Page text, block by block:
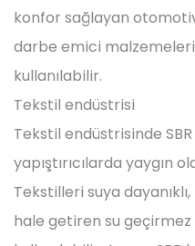
konfor sağlayan
darbe emici
kullanılabilir.
Tekstil endüstrisi
Tekstil endüstrisinde
yapıştırıcılarda yaygın
Tekstilleri suya
hale getiren su